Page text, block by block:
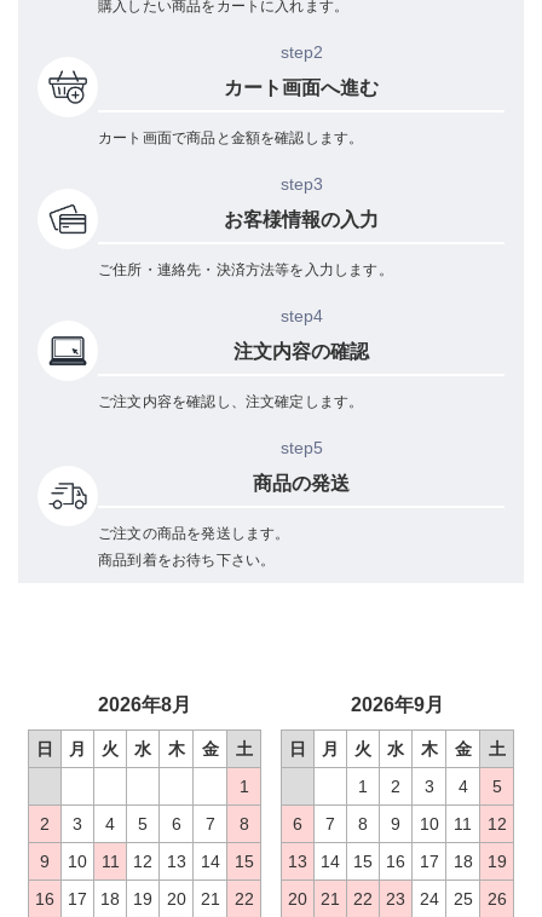
購入したい商品をカートに入れます。
step2
カート画面へ進む
カート画面で商品と金額を確認します。
step3
お客様情報の入力
ご住所・連絡先・決済方法等を入力します。
step4
注文内容の確認
ご注文内容を確認し、注文確定します。
step5
商品の発送
ご注文の商品を発送します。
商品到着をお待ち下さい。
2026年8月
日 月 火 水 木 金
土
1
2
3 4 5 6 7
8
9
10 11 12 13 14
15
16
17 18 19 20 21
22
2026年9月
日 月 火 水 木 金
土
1
2 3 4
5
6
7 8 9 10 11
12
13
14 15 16 17 18
19
20
21 22 23 24 25
26